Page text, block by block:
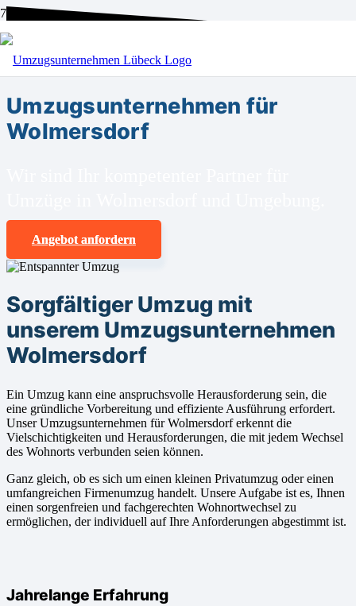
BEI UNS SIND SIE RICHTIG!
Umzugsunternehmen für
Wolmersdorf
Angebot anfordern
Sorgfältiger Umzug mit
unserem Umzugsunternehmen
Wolmersdorf
Ein Umzug kann eine anspruchsvolle Herausforderung sein, die
eine gründliche Vorbereitung und effiziente Ausführung erfordert.
Unser Umzugsunternehmen für Wolmersdorf erkennt die
Vielschichtigkeiten und Herausforderungen, die mit jedem Wechsel
des Wohnorts verbunden seien können.
Ganz gleich, ob es sich um einen kleinen Privatumzug oder einen
umfangreichen Firmenumzug handelt. Unsere Aufgabe ist es, Ihnen
einen sorgenfreien und fachgerechten Wohnortwechsel zu
ermöglichen, der individuell auf Ihre Anforderungen abgestimmt ist.
Jahrelange Erfahrung